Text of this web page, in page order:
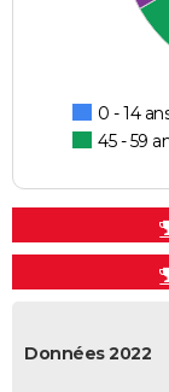
0 - 14
45 - 59
Données 2022